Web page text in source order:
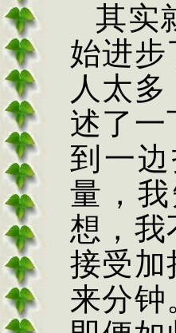
其实
始进步
人太
述了一
到一
量，
想，我
接受加
来分钟